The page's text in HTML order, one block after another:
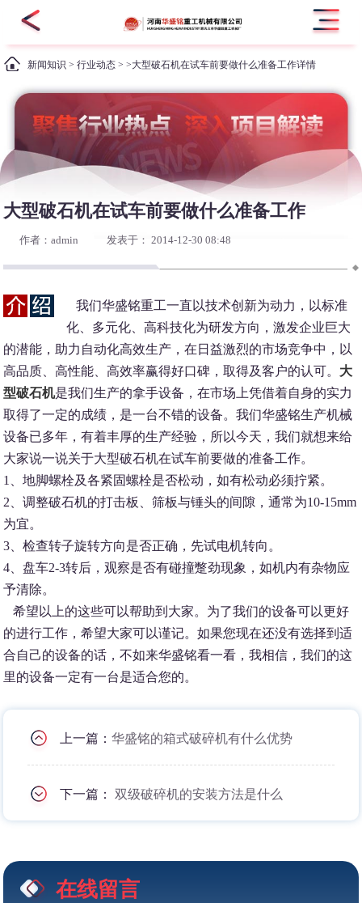
新闻知识 >行业动态 > >大型破石机在试车前要做什么准备工作详情
大型破石机在试车前要做什么准备工作
作者：admin 发表于： 2014-12-30 08:48
我们华盛铭重工一直以技术创新为动力，以标准
化、多元化、高科技化为研发方向，激发企业巨大
的潜能，助力自动化高效生产，在日益激烈的市场竞争中，以
高品质、高性能、高效率赢得好口碑，取得及客户的认可。 大
型破石机是我们生产的拿手设备，在市场上凭借着自身的实力
取得了一定的成绩，是一台不错的设备。我们华盛铭生产机械
设备已多年，有着丰厚的生产经验，所以今天，我们就想来给
大家说一说关于大型破石机在试车前要做的准备工作。
1、地脚螺栓及各紧固螺栓是否松动，如有松动必须拧紧。
2、调整破石机的打击板、筛板与锤头的间隙，通常为10-15mm
为宜。
3、检查转子旋转方向是否正确，先试电机转向。
4、盘车2-3转后，观察是否有碰撞蹩劲现象，如机内有杂物应
予清除。
希望以上的这些可以帮助到大家。为了我们的设备可以更好
的进行工作，希望大家可以谨记。如果您现在还没有选择到适
合自己的设备的话，不如来华盛铭看一看，我相信，我们的这
里的设备一定有一台是适合您的。
上一篇：华盛铭的箱式破碎机有什么优势
下一篇：双级破碎机的安装方法是什么
在线留言